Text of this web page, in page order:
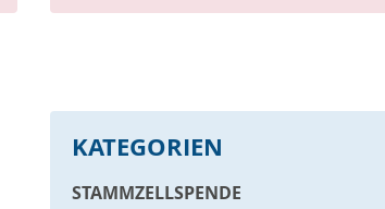
KATEGORIEN
STAMMZELLSPENDE